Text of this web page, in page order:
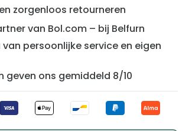
zorgenloos retourneren
van Bol.com – bij Belfurn
persoonlijke service en eigen
geven ons gemiddeld 8/10